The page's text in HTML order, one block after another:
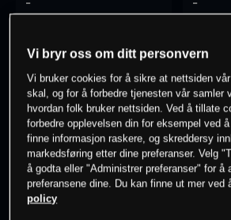
- -
7 dager
-
30 dager
-
0% av kunder erpå dette
Søk om konto
Vi bryr oss om ditt personvern
Vi bruker cookies for å sikre at nettsiden
skal, og for å forbedre tjenesten vår samler
hvordan folk bruker nettsiden. Ved å tillate
forbedre opplevelsen din for eksempel ved
finne informasjon raskere, og skreddersy
markedsføring etter dine preferanser. Velg
å godta eller "Administrer preferanser" for å
preferansene dine. Du kan finne ut mer ved
policy